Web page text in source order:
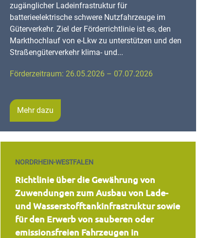
zugänglicher Ladeinfrastruktur für
batterieelektrische schwere Nutzfahrzeuge im
Güterverkehr. Ziel der Förderrichtlinie ist es, den
Markthochlauf von e-Lkw zu unterstützen und den
Straßengüterverkehr klima- und...
Förderzeitraum: 26.05.2026 – 07.07.2026
Mehr dazu
NORDRHEIN-WESTFALEN
Richtlinie über die Gewährung von
Zuwendungen zum Ausbau von Lade-
und Wasserstofftankinfrastruktur sowie
für den Erwerb von sauberen oder
emissionsfreien Fahrzeugen in